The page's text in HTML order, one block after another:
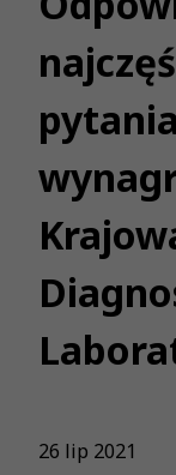
26 lip 2021